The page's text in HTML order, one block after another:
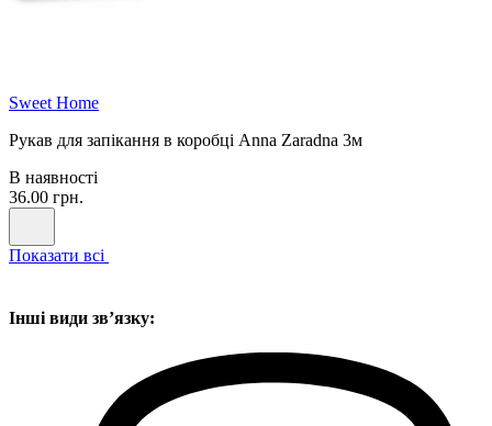
Sweet Home
Рукав для запікання в коробці Anna Zaradna 3м
В наявності
36.00 грн.
Показати всі
Інші види звʼязку: